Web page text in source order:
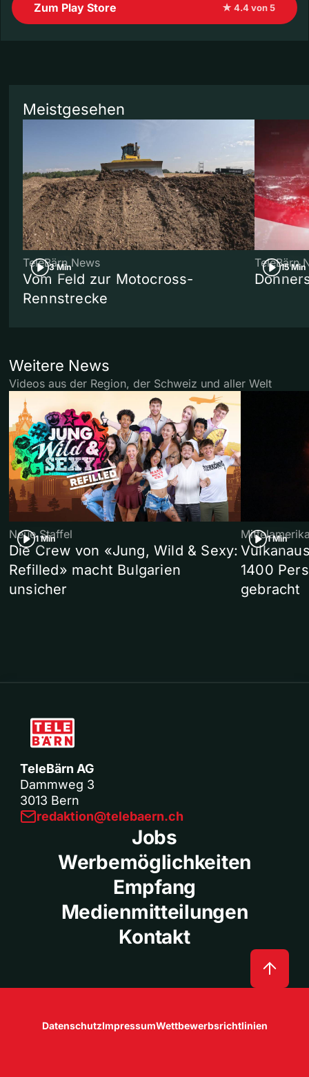
Zum Play Store ★ 4.4 von 5
Meistgesehen
3 Min
TeleBärn News
Vom Feld zur Motocross-
Rennstrecke
15 Min
TeleBärn
Weitere News
Videos aus der Region, der Schweiz und aller Welt
1 Min
Neue Staffel
Die Crew von «Jung, Wild & Sexy:
Refilled» macht Bulgarien
unsicher
1 Min
1400
gebracht
TeleBärn AG
Dammweg 3
3013 Bern
redaktion@telebaern.ch
Jobs
Werbemöglichkeiten
Empfang
Medienmitteilungen
Kontakt
DatenschutzImpressumWettbewerbsrichtlinien